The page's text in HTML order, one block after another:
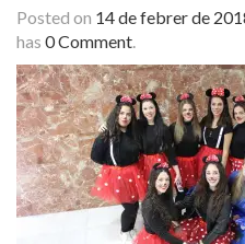
Posted on 14 de febrer de
has 0 Comment.